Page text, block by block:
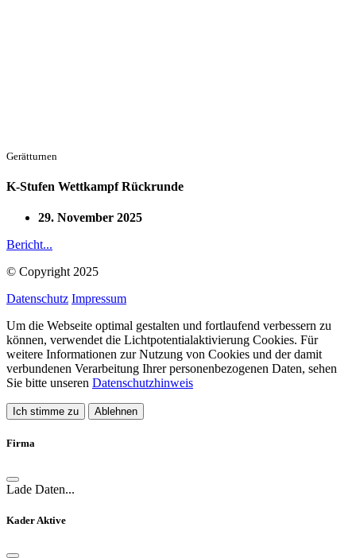
Gerätturnen
K-Stufen Wettkampf Rückrunde
29. November 2025
Bericht...
© Copyright 2025
Datenschutz Impressum
Um die Webseite optimal gestalten und fortlaufend verbessern zu
können, verwendet die Lichtpotentialaktivierung Cookies. Für
weitere Informationen zur Nutzung von Cookies und der damit
verbundenen Verarbeitung Ihrer personenbezogenen Daten, sehen
Sie bitte unseren Datenschutzhinweis
Ich stimme zu Ablehnen
Firma
Lade Daten...
Kader Aktive